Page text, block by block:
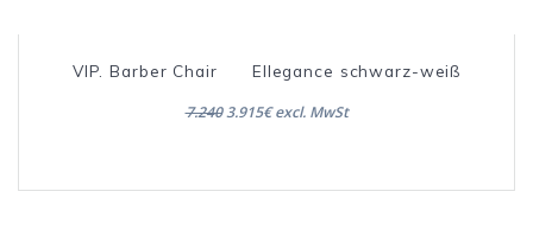
VIP. Barber Chair Ellegance schwarz-weiß
7.2403.915€ excl. MwSt